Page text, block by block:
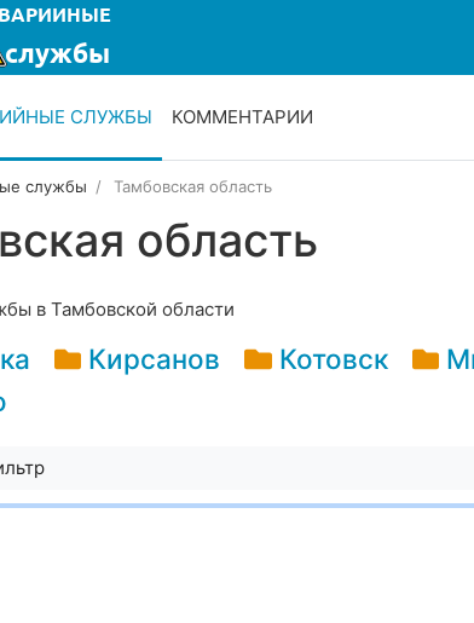
СЛУЖБЫ КОММЕНТАРИИ
службы Тамбовская область
область
в Тамбовской области
Кирсанов Котовск